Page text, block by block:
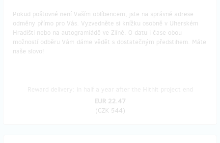
Pokud poštovné není Vaším oblíbencem, jste na správné adrese
odměny přímo pro Vás. Vyzvedněte si knížku osobně v Uherském
Hradišti nebo na autogramiádě ve Zlíně. O datu i čase obou
možností odběru Vám dáme vědět s dostatečným předstihem. Máte
naše slovo!
EUR 22.47
(CZK 544)